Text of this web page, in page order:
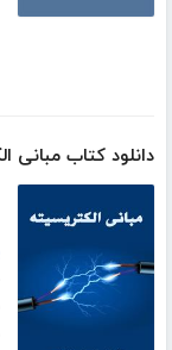
دانلود کتاب مبانی